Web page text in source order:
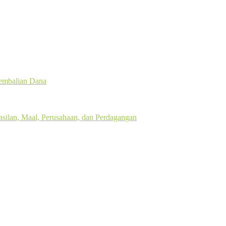
Dana
Maal, Perusahaan, dan Perdagangan